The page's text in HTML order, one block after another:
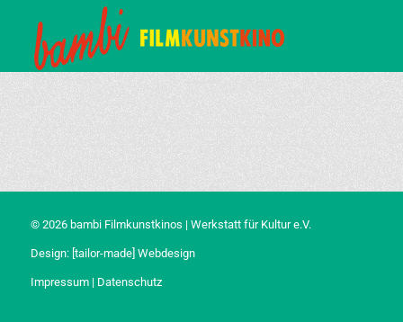
© 2026 bambi Filmkunstkinos | Werkstatt für Kultur e.V.
Design: [tailor-made] Webdesign
Impressum| Datenschutz